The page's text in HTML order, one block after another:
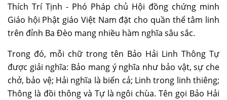
Thích Trí Tịnh - Phó Pháp chủ Hội đồng chứng minh
Giáo hội Phật giáo Việt Nam đặt cho quần thể tâm linh
trên đỉnh Ba Đèo mang nhiều hàm nghĩa sâu sắc.
Trong đó, mỗi chữ trong tên Bảo Hải Linh Thông Tự
được giải nghĩa: Bảo mang ý nghĩa như bảo vật, sự che
chở, bảo vệ; Hải nghĩa là biển cả; Linh trong linh thiêng;
Thông là đồi thông và Tự là ngôi chùa. Tên gọi Bảo Hải